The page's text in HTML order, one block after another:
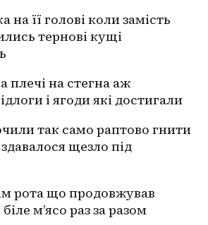
на її голові коли замість
тернові кущі
плечі на стегна аж
і ягоди які достигали
так само раптово гнити
щезло під
рота що продовжував
м’ясо раз за разом